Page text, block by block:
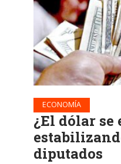
ECONOMÍA
¿El dólar se
diputados